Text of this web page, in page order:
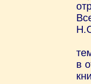
в